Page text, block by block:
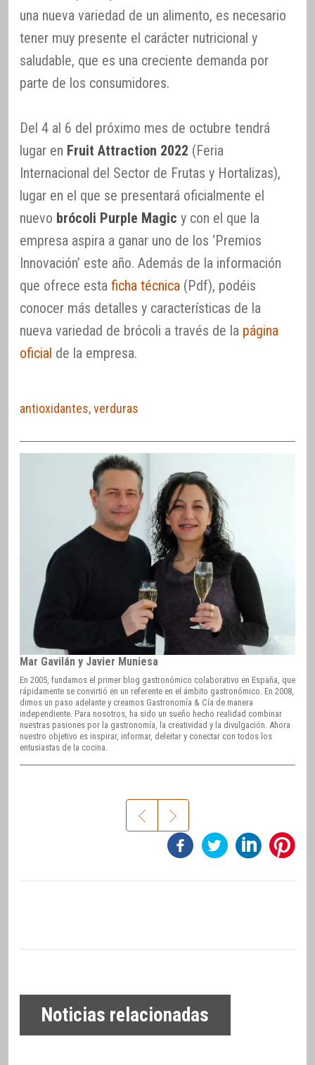
una nueva variedad de un alimento, es necesario
tener muy presente el carácter nutricional y
saludable, que es una creciente demanda por
parte de los consumidores.
Del 4 al 6 del próximo mes de octubre tendrá
lugar en Fruit Attraction 2022 (Feria
Internacional del Sector de Frutas y Hortalizas),
lugar en el que se presentará oficialmente el
nuevo brócoli Purple Magic y con el que la
empresa aspira a ganar uno de los ‘Premios
Innovación’ este año. Además de la información
que ofrece esta ficha técnica (Pdf), podéis
conocer más detalles y características de la
nueva variedad de brócoli a través de la página
oficial de la empresa.
antioxidantes,verduras
Mar Gavilán y Javier Muniesa
En 2005, fundamos el primer blog gastronómico colaborativo en España, que
rápidamente se convirtió en un referente en el ámbito gastronómico. En 2008,
dimos un paso adelante y creamos Gastronomía & Cía de manera
independiente. Para nosotros, ha sido un sueño hecho realidad combinar
nuestras pasiones por la gastronomía, la creatividad y la divulgación. Ahora
nuestro objetivo es inspirar, informar, deleitar y conectar con todos los
entusiastas de la cocina.
Noticias relacionadas